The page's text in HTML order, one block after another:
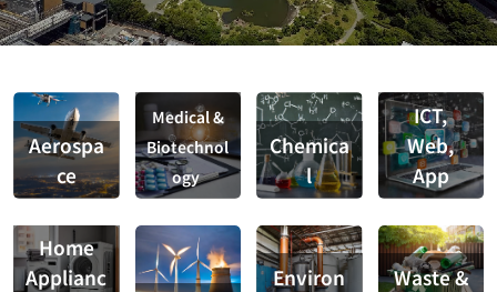
Aerospa
ce
Medical &
Biotechnol
ogy
Chemica
l
ICT,
Web,
App
Home
Applianc
Environ
Waste &